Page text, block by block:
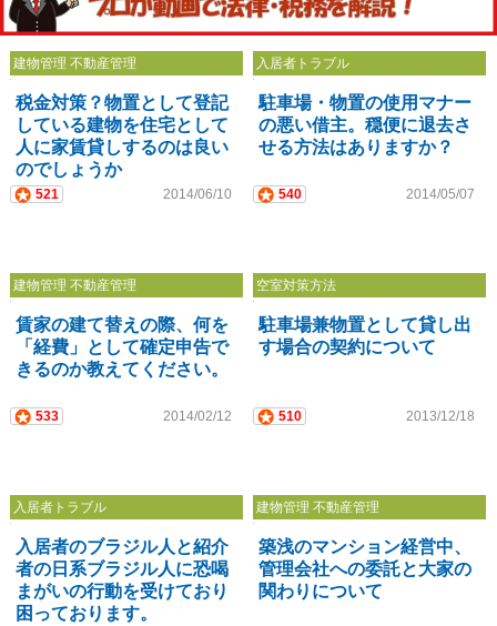
建物管理 不動産管理
税金対策？物置として登記
している建物を住宅として
人に家賃貸しするのは良い
のでしょうか
521 2014/06/10
入居者トラブル
駐車場・物置の使用マナー
の悪い借主。穏便に退去さ
せる方法はありますか？
540 2014/05/07
建物管理 不動産管理
賃家の建て替えの際、何を
「経費」として確定申告で
きるのか教えてください。
533 2014/02/12
空室対策方法
駐車場兼物置として貸し出
す場合の契約について
510 2013/12/18
入居者トラブル
入居者のブラジル人と紹介
者の日系ブラジル人に恐喝
まがいの行動を受けており
困っております。
建物管理 不動産管理
築浅のマンション経営中、
管理会社への委託と大家の
関わりについて